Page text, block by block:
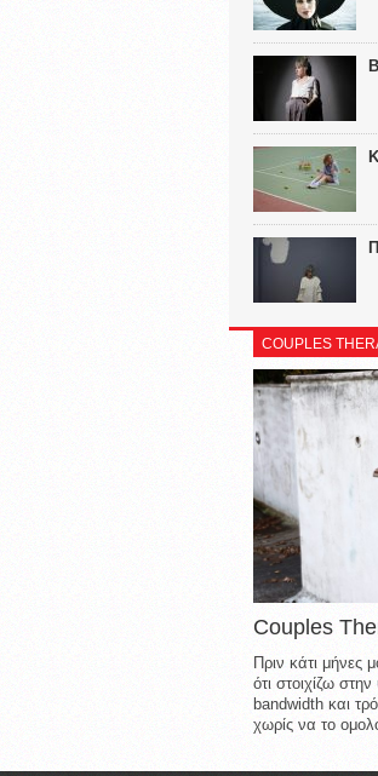
COUPLES
Couples
Πριν κάτι μήνες
ότι στοιχίζω
bandwidth και
χωρίς να το